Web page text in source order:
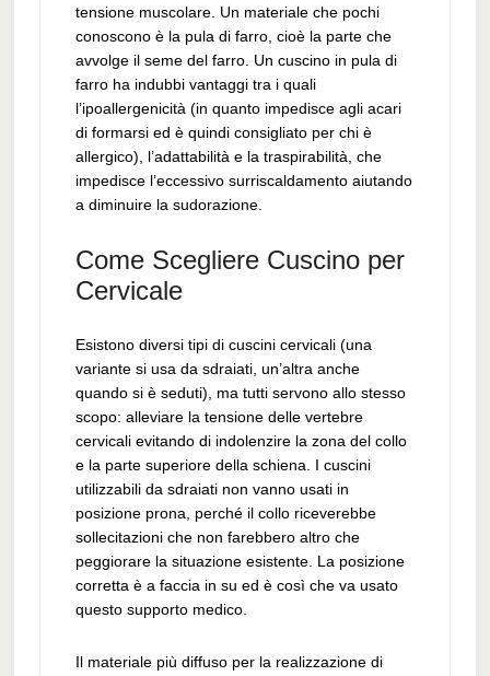
tensione muscolare. Un materiale che pochi
conoscono è la pula di farro, cioè la parte che
avvolge il seme del farro. Un cuscino in pula di
farro ha indubbi vantaggi tra i quali
l’ipoallergenicità (in quanto impedisce agli acari
di formarsi ed è quindi consigliato per chi è
allergico), l’adattabilità e la traspirabilità, che
impedisce l’eccessivo surriscaldamento aiutando
a diminuire la sudorazione.
Come Scegliere Cuscino per
Cervicale
Esistono diversi tipi di cuscini cervicali (una
variante si usa da sdraiati, un’altra anche
quando si è seduti), ma tutti servono allo stesso
scopo: alleviare la tensione delle vertebre
cervicali evitando di indolenzire la zona del collo
e la parte superiore della schiena. I cuscini
utilizzabili da sdraiati non vanno usati in
posizione prona, perché il collo riceverebbe
sollecitazioni che non farebbero altro che
peggiorare la situazione esistente. La posizione
corretta è a faccia in su ed è così che va usato
questo supporto medico.
Il materiale più diffuso per la realizzazione di